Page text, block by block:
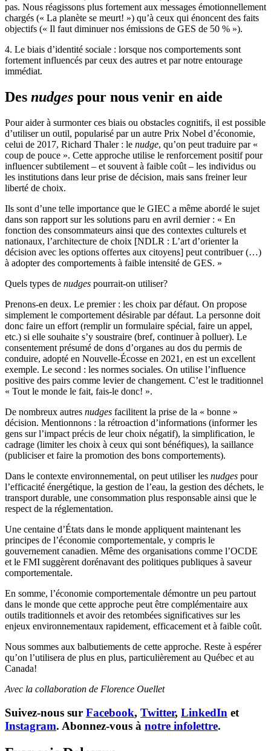
pas. Nous réagissons plus fortement aux messages émotionnellement
chargés (« La planète se meurt! ») qu’à ceux qui énoncent des faits
objectifs (« Il faut diminuer nos émissions de GES de 50 % »).
4. Le biais d’identité sociale : lorsque nos comportements sont
fortement influencés par ceux des autres et par notre entourage
immédiat.
Des nudges pour nous venir en aide
Pour aider à surmonter ces biais ou obstacles cognitifs, il est possible
d’utiliser un outil, popularisé par un autre Prix Nobel d’économie,
celui de 2017, Richard Thaler : le nudge, qu’on peut traduire par «
coup de pouce ». Cette approche utilise le renforcement positif pour
influencer subtilement – et souvent à faible coût – les individus ou
les institutions dans leur prise de décision, mais sans freiner leur
liberté de choix.
Ils sont d’une telle importance que le GIEC a même abordé le sujet
dans son rapport sur les solutions paru en avril dernier : « En
fonction des consommateurs ainsi que des contextes culturels et
nationaux, l’architecture de choix [NDLR : L’art d’orienter la
décision avec les options offertes aux citoyens] peut contribuer (…)
à adopter des comportements à faible intensité de GES. »
Quels types de nudges pourrait-on utiliser?
Prenons-en deux. Le premier : les choix par défaut. On propose
simplement le comportement désirable par défaut. La personne doit
donc faire un effort (remplir un formulaire spécial, faire un appel,
etc.) si elle souhaite s’y soustraire (bref, continuer à polluer). Le
consentement présumé de dons d’organes au dos du permis de
conduire, adopté en Nouvelle-Écosse en 2021, en est un excellent
exemple. Le second : les normes sociales. On utilise l’influence
positive des pairs comme levier de changement. C’est le traditionnel
« Tout le monde le fait, fais-le donc! ».
De nombreux autres nudges facilitent la prise de la « bonne »
décision. Mentionnons : la rétroaction d’informations (informer les
gens sur l’impact précis de leur choix négatif), la simplification, le
cadrage (limiter les choix à ceux qui sont bénéfiques), la saillance
(publiciser et faire la promotion des bons comportements).
Dans le contexte environnemental, on peut utiliser les nudges pour
l’efficacité énergétique, la gestion de l’eau, la gestion des déchets, le
transport durable, une consommation plus responsable ainsi que le
respect de la réglementation.
Une centaine d’États dans le monde appliquent maintenant les
principes de l’économie comportementale, y compris le
gouvernement canadien. Même des organisations comme l’OCDE
et le FMI suggèrent dorénavant des politiques publiques à saveur
comportementale.
En somme, l’économie comportementale démontre un peu partout
dans le monde que cette approche peut être complémentaire aux
outils traditionnels et avoir des retombées significatives sur les
enjeux environnementaux rapidement, efficacement et à faible coût.
Nous sommes aux balbutiements de cette approche. Reste à espérer
qu’on l’utilisera de plus en plus, particulièrement au Québec et au
Canada!
Avec la collaboration de Florence Ouellet
Suivez-nous sur Facebook, Twitter, LinkedIn et
Instagram. Abonnez-vous à notre infolettre.